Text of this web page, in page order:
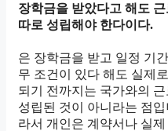
장학금을 받았다고 해도
따로 성립해야 한다이다.
은 장학금을 받고 일정 기
무 조건이 있다 해도 실제로
되기 전까지는 국가와의 근
성립된 것이 아니라는 점
라서 개인은 계약서나 실제